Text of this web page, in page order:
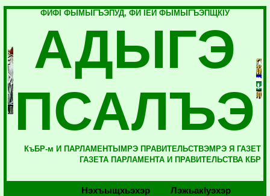
ФИФI ФЫМЫГЪЭПУД, ФИ IЕЙ ФЫМЫГЪЭПЩКIУ
АДЫГЭ
ПСАЛЪЭ
КъБР-м И ПАРЛАМЕНТЫМРЭ ПРАВИТЕЛЬСТВЭМРЭ Я ГАЗЕТ
ГАЗЕТА ПАРЛАМЕНТА И ПРАВИТЕЛЬСТВА КБР
Нэхъыщхьэхэр
Лэжьакlуэхэр